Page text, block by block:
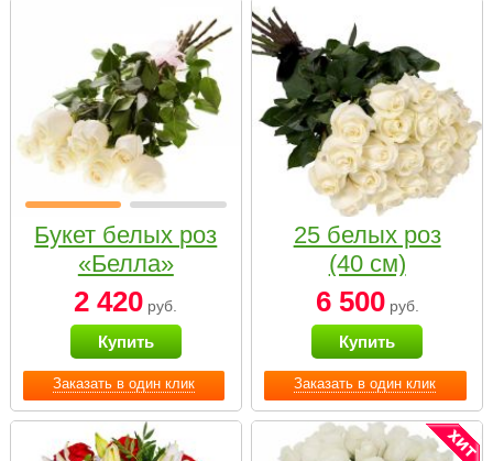
Заказать в один клик
Букет белых роз
«Белла»
2 420 руб.
Купить
Заказать в один клик
25 белых роз
(40 см)
6 500руб.
Купить